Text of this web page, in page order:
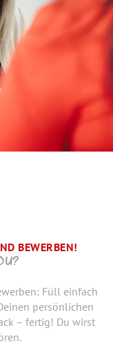
BEWERBEN!
Füll einfach
persönlichen
– fertig! Du wirst
NOCH ...
Deiner
oder ein anderes
es hochladen.
MELDEN UNS